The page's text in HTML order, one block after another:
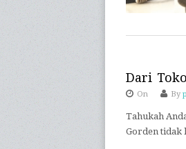
Dari
On By
Tahukah
Gorden tidak